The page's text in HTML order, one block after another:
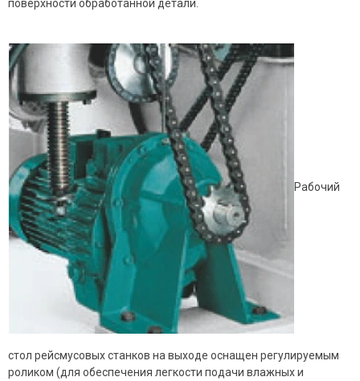
поверхности обработанной детали.
Рабочий
стол рейсмусовых станков на выходе оснащен регулируемым
роликом (для обеспечения легкости подачи влажных и